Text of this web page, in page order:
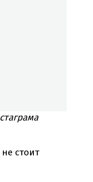
стоит